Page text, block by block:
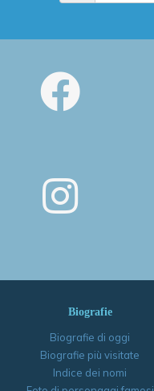
Biografie
Biografie di oggi
Biografie più visitate
Indice dei nomi